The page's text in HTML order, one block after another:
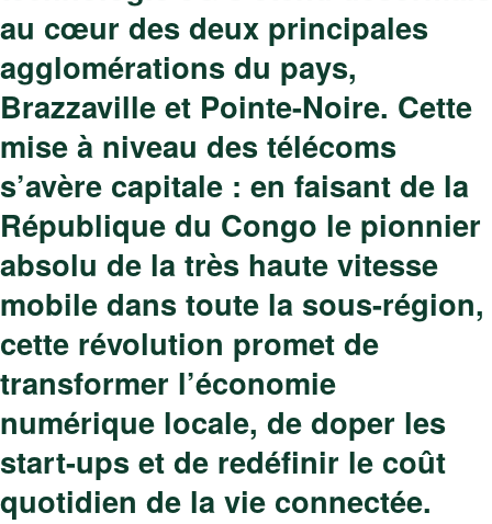
au cœur des deux principales
agglomérations du pays,
Brazzaville et Pointe-Noire. Cette
mise à niveau des télécoms
s’avère capitale : en faisant de la
République du Congo le pionnier
absolu de la très haute vitesse
mobile dans toute la sous-région,
cette révolution promet de
transformer l’économie
numérique locale, de doper les
start-ups et de redéfinir le coût
quotidien de la vie connectée.